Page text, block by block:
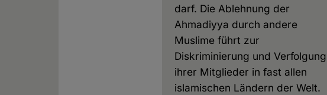
darf. Die Ablehnung der
Ahmadiyya durch andere
Muslime führt zur
Diskriminierung und Verfolgung
ihrer Mitglieder in fast allen
islamischen Ländern der Welt.